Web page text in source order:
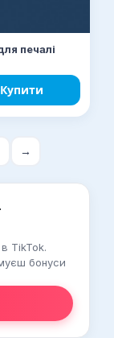
печалі
Купити
→
TikTok.
бонуси